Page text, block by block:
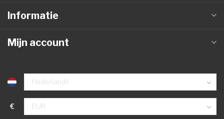
Informatie
Mijn account
€